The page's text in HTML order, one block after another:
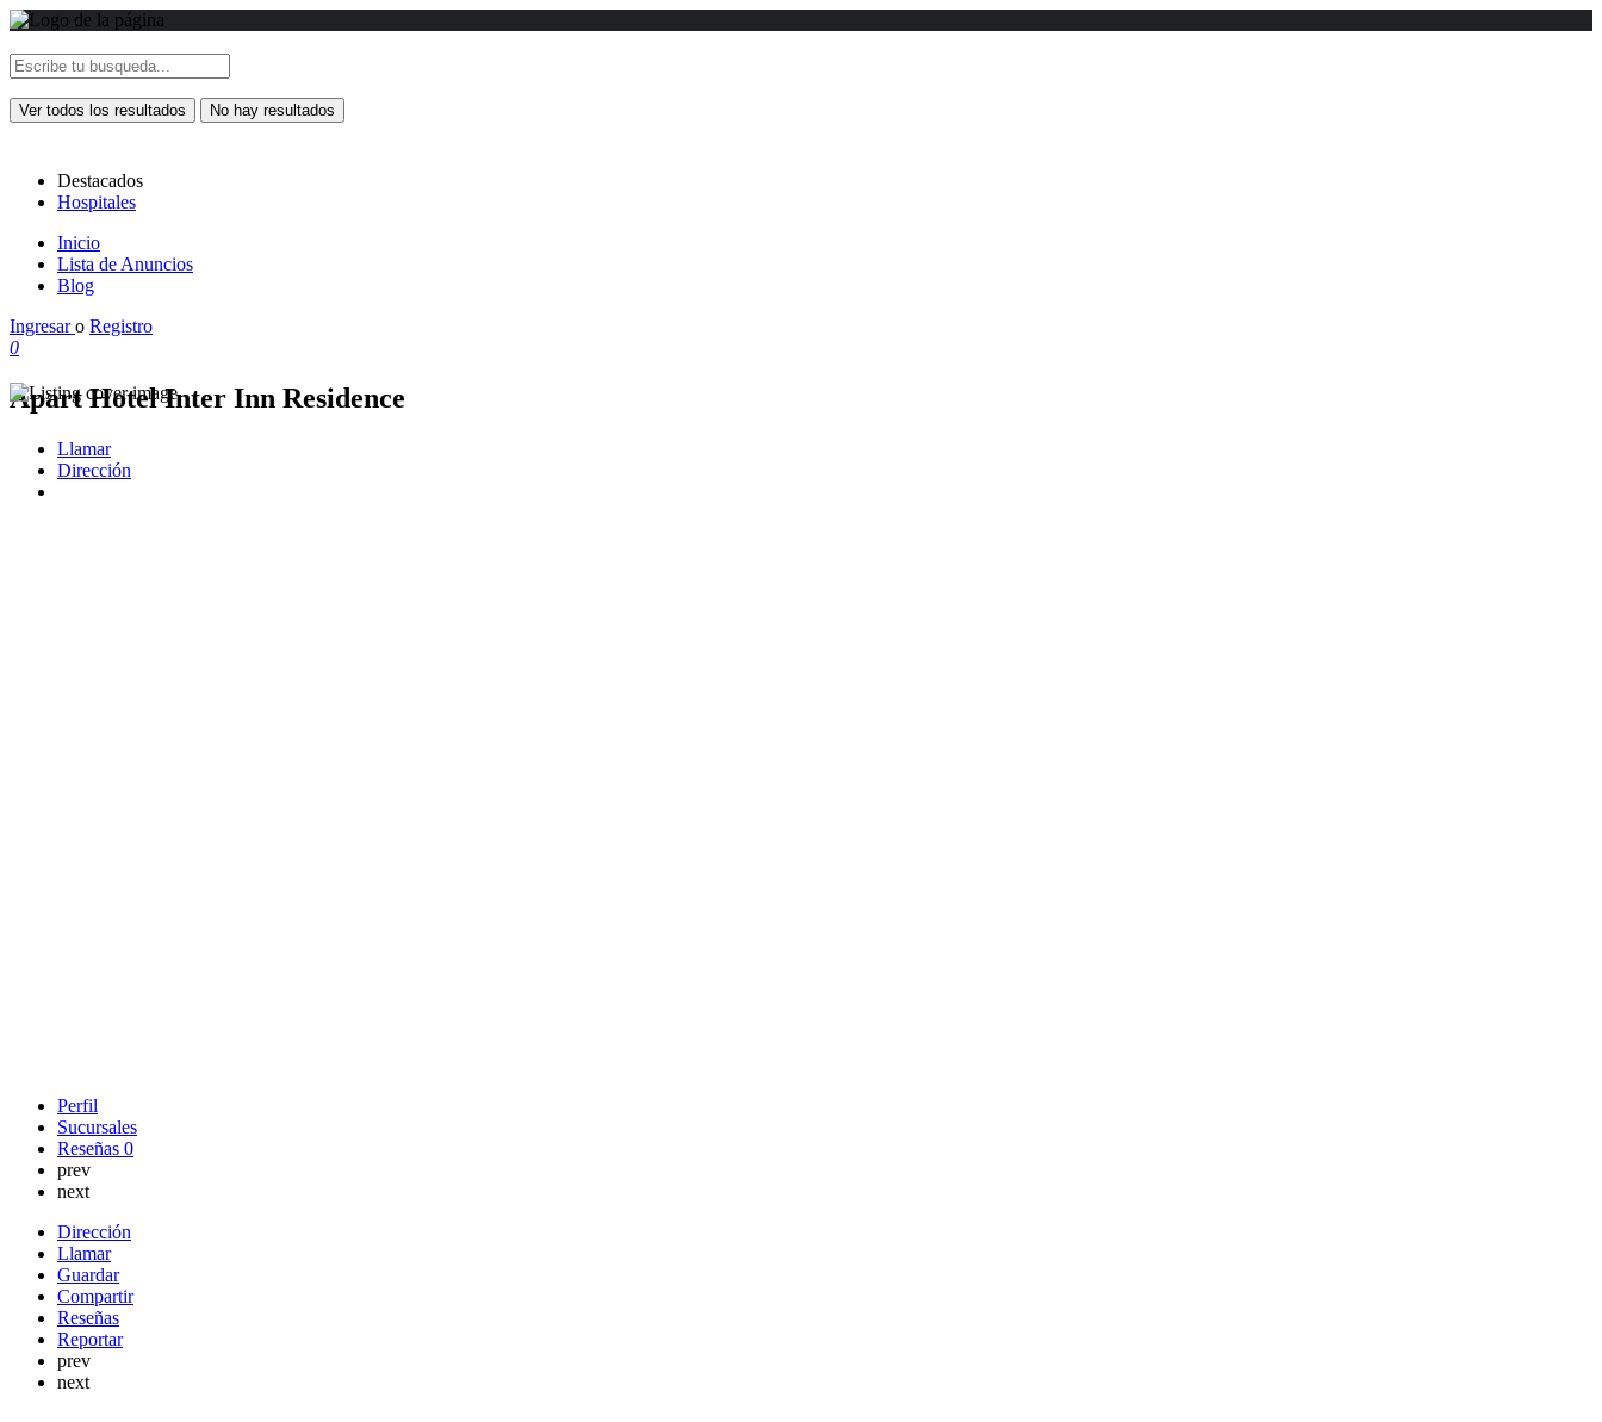
Ver todos los resultados No hay resultados
Destacados
Hospitales
Inicio
Lista de Anuncios
Blog
Ingresaro Registro
0
Apart Hotel Inter Inn Residence
Llamar
Dirección
Perfil
Sucursales
Reseñas 0
prev
next
Dirección
Llamar
Guardar
Compartir
Reseñas
Reportar
prev
next